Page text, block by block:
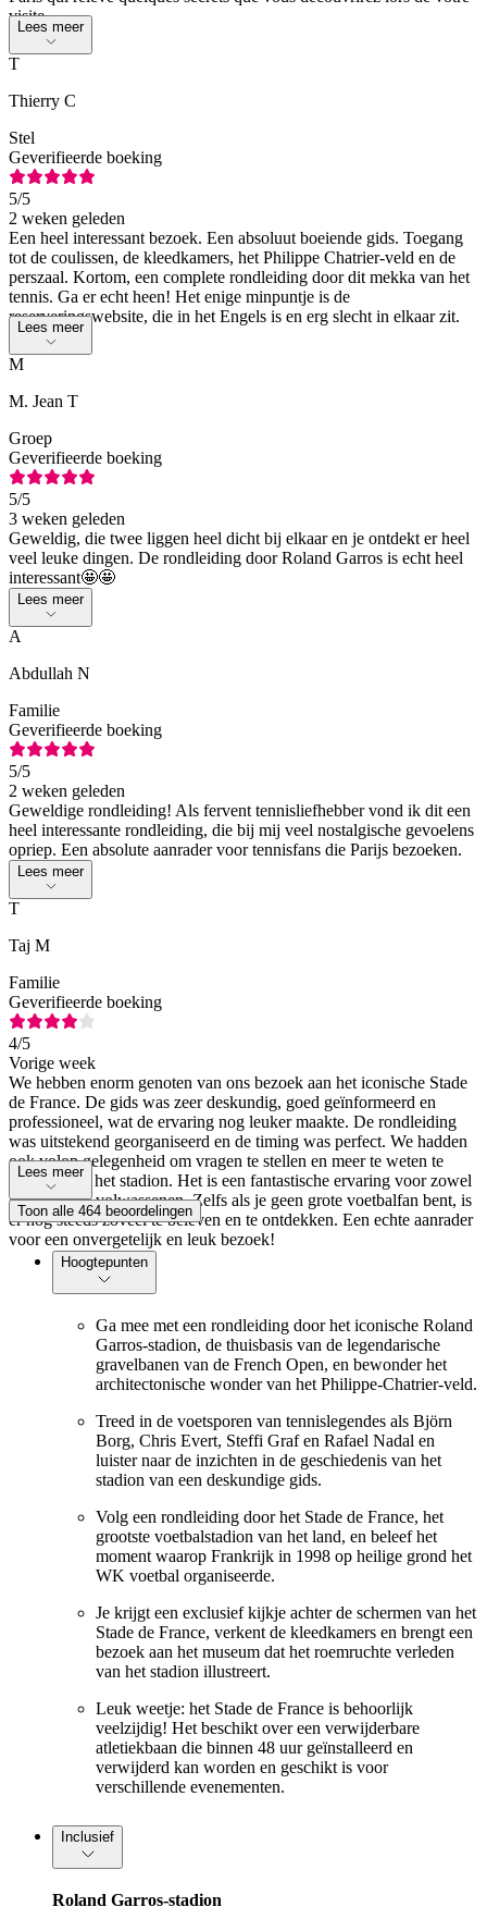
visite
Lees meer
T
Thierry C
Stel
Geverifieerde boeking
5/5
2 weken geleden
Een heel interessant bezoek. Een absoluut boeiende gids. Toegang
tot de coulissen, de kleedkamers, het Philippe Chatrier-veld en de
perszaal. Kortom, een complete rondleiding door dit mekka van het
tennis. Ga er echt heen! Het enige minpuntje is de
reserveringswebsite, die in het Engels is en erg slecht in elkaar zit.
Lees meer
M
M. Jean T
Groep
Geverifieerde boeking
5/5
3 weken geleden
Geweldig, die twee liggen heel dicht bij elkaar en je ontdekt er heel
veel leuke dingen. De rondleiding door Roland Garros is echt heel
interessant🤩🤩
Lees meer
A
Abdullah N
Familie
Geverifieerde boeking
5/5
2 weken geleden
Geweldige rondleiding! Als fervent tennisliefhebber vond ik dit een
heel interessante rondleiding, die bij mij veel nostalgische gevoelens
opriep. Een absolute aanrader voor tennisfans die Parijs bezoeken.
Lees meer
T
Taj M
Familie
Geverifieerde boeking
4/5
Vorige week
We hebben enorm genoten van ons bezoek aan het iconische Stade
de France. De gids was zeer deskundig, goed geïnformeerd en
professioneel, wat de ervaring nog leuker maakte. De rondleiding
was uitstekend georganiseerd en de timing was perfect. We hadden
ook volop gelegenheid om vragen te stellen en meer te weten te
komen over het stadion. Het is een fantastische ervaring voor zowel
kinderen als volwassenen. Zelfs als je geen grote voetbalfan bent, is
er nog steeds zoveel te beleven en te ontdekken. Een echte aanrader
voor een onvergetelijk en leuk bezoek!
Lees meer
Toon alle 464 beoordelingen
Hoogtepunten
Ga mee met een rondleiding door het iconische Roland
Garros-stadion, de thuisbasis van de legendarische
gravelbanen van de French Open, en bewonder het
architectonische wonder van het Philippe-Chatrier-veld.
Treed in de voetsporen van tennislegendes als Björn
Borg, Chris Evert, Steffi Graf en Rafael Nadal en
luister naar de inzichten in de geschiedenis van het
stadion van een deskundige gids.
Volg een rondleiding door het Stade de France, het
grootste voetbalstadion van het land, en beleef het
moment waarop Frankrijk in 1998 op heilige grond het
WK voetbal organiseerde.
Je krijgt een exclusief kijkje achter de schermen van het
Stade de France, verkent de kleedkamers en brengt een
bezoek aan het museum dat het roemruchte verleden
van het stadion illustreert.
Leuk weetje: het Stade de France is behoorlijk
veelzijdig! Het beschikt over een verwijderbare
atletiekbaan die binnen 48 uur geïnstalleerd en
verwijderd kan worden en geschikt is voor
verschillende evenementen.
Inclusief
Roland Garros-stadion